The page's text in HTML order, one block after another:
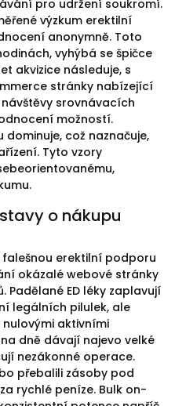
pro udržení soukromí.
výzkum erektilní
anonymně. Toto
vyhýbá se špičce
akvizice následuje, s
stránky nabízející
srovnávacích
možností.
což naznačuje,
Tyto vzory
o nákupu
erektilní podporu
okázalé webové stránky
Padělané ED léky zaplavují
legálních pilulek, ale
aktivními
dně dávají najevo velké
nezákonné operace.
přebalili zásoby pod
rychlé peníze. Bulk on-